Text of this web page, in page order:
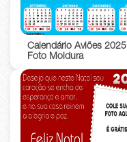
Calendário Aviões 2025
Foto Moldura